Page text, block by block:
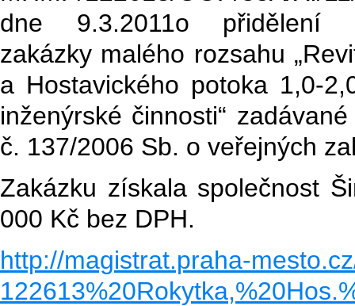
dne 9.3.2011o přidělení
zakázky malého rozsahu
a Hostavického potoka 1,0-
inženýrské činnosti“
č. 137/2006 Sb. o veřejných
Zakázku získala společnost
000 Kč bez DPH.
http://magistrat.praha-